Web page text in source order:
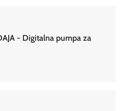
- Digitalna pumpa za